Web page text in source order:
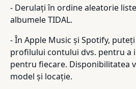
- Derulați în ordine aleatorie
albumele TIDAL.
- În Apple Music și Spotify,
profilului contului dvs. pentru a
pentru fiecare. Disponibilitatea
model și locație.